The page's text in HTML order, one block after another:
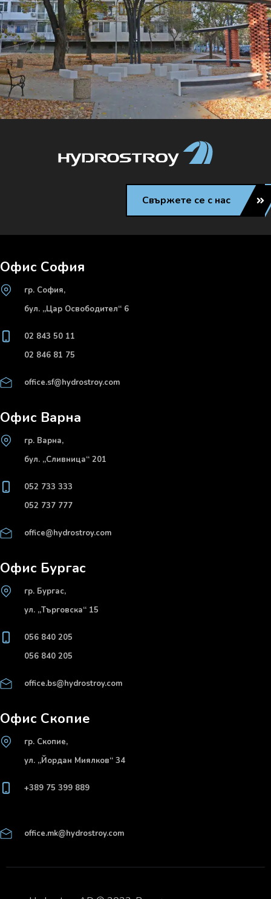
Свържете се с нас
Офис София
гр. София,
бул. „Цар Освободител“ 6
02 843 50 11
02 846 81 75
office.sf@hydrostroy.com
Офис Варна
гр. Варна,
бул. „Сливница“ 201
052 733 333
052 737 777
office@hydrostroy.com
Офис Бургас
гр. Бургас,
ул. „Търговска“ 15
056 840 205
056 840 205
office.bs@hydrostroy.com
Офис Скопие
гр. Скопие,
ул. „Йордан Миялков“ 34
+389 75 399 889
office.mk@hydrostroy.com